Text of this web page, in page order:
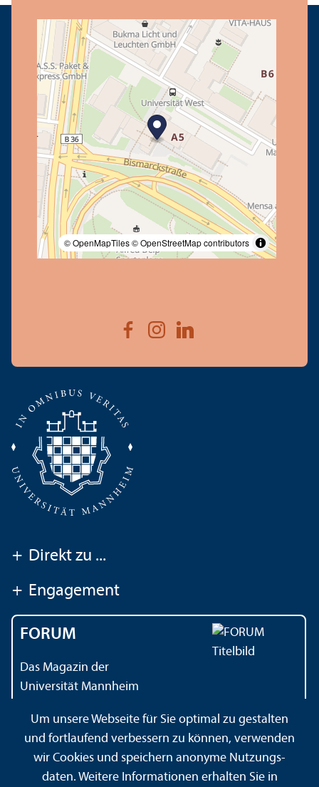
© OpenMapTiles© OpenStreetMap contributors
+ Direkt zu ...
+ Engagement
FORUM
Das Magazin der
Universität Mannheim
Kontakt Impressum Datenschutz
Barrierefreiheit
Gebärdensprache
Leichte Sprache
Sitemap
Um unsere Webseite für Sie optimal zu gestalten
und fortlaufend verbessern zu können, verwenden
wir Cookies und speichern anonyme Nutzungs­
daten. Weitere Informationen erhalten Sie in